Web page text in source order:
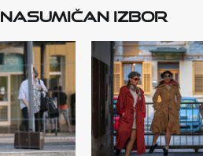
Nasumičan izbor